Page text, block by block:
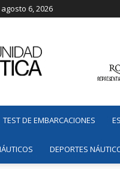
6, 2026
TEST DE EMBARCACIONES
DEPORTES